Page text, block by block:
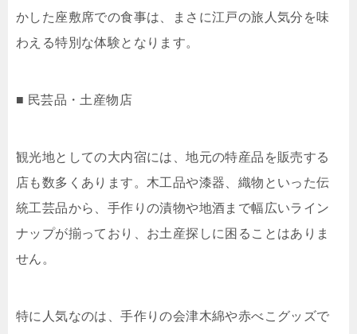
かした座敷席での食事は、まさに江戸の旅人気分を味
わえる特別な体験となります。
■ 民芸品・土産物店
観光地としての大内宿には、地元の特産品を販売する
店も数多くあります。木工品や漆器、織物といった伝
統工芸品から、手作りの漬物や地酒まで幅広いライン
ナップが揃っており、お土産探しに困ることはありま
せん。
特に人気なのは、手作りの会津木綿や赤べこグッズで